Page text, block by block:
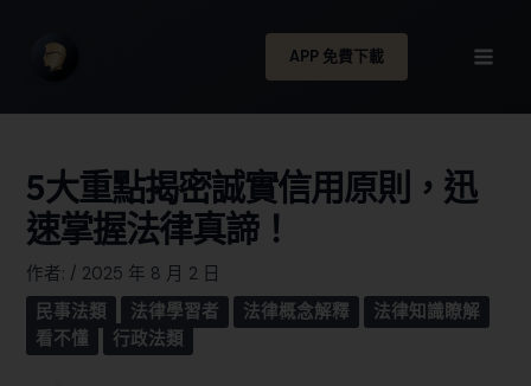
APP 免費下載
5大重點揭密誠實信用原則，迅
速掌握法律真諦！
作者: / 2025 年 8 月 2 日
民事法類
法律學習者 法律概念解釋
法律知識瞭解
看不懂
行政法類